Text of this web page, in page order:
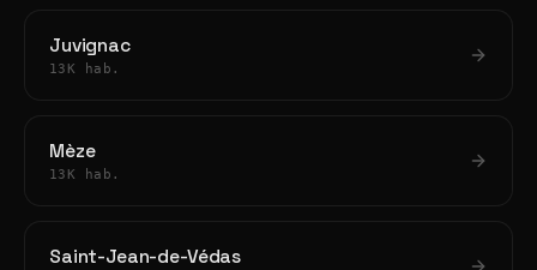
Juvignac
13K hab.
Mèze
13K hab.
Saint-Jean-de-Védas